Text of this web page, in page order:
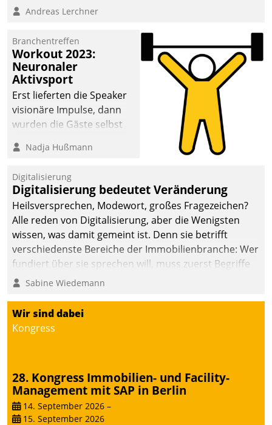
Andreas Lerchner
Branchentreffen
Workout 2023:
Neuronaler
Aktivsport
Erst lieferten die Speaker
visionäre Impulse, dann
wurden die Gäste selbst
methodisch
Quartier. Dazwischen
zeigte Datatrain, was es
Neues zu bieten hat.
Nadja Hußmann
Digitalisierung
Digitalisierung bedeutet Veränderung
Heilsversprechen, Modewort, großes Fragezeichen?
Alle reden von Digitalisierung, aber die Wenigsten
wissen, was damit gemeint ist. Denn sie betrifft
verschiedenste Bereiche der Immobilienbranche: Wer
fundiert über sie sprechen will, muss zuerst Begriffe
klären. Ein Aspekt ist die betriebliche Optimierung:
Einsparungen durch optimierte und automatisierte
Prozesse. Doch man darf nicht zu viel erwarten: Allein
mit der Einführung einer neuen Software ist es nicht
und zu verändern.
Sabine Wiedemann
Wir sind dabei
Kongress
28. Kongress Immobilien- und Facility-
Management mit SAP in Berlin
14. September 2026 –
15. September 2026